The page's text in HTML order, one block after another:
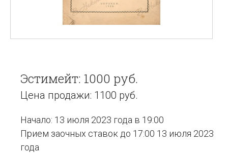
Эстимейт: 1000 руб.
Цена продажи: 1100 руб.
Начало: 13 июля 2023 года в 19:00
Прием заочных ставок до 17:00 13 июля 2023
года